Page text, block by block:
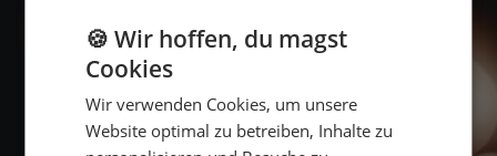
bis
🍪 Wir hoffen, du magst
Cookies
Wir verwenden Cookies, um unsere
Website optimal zu betreiben, Inhalte zu